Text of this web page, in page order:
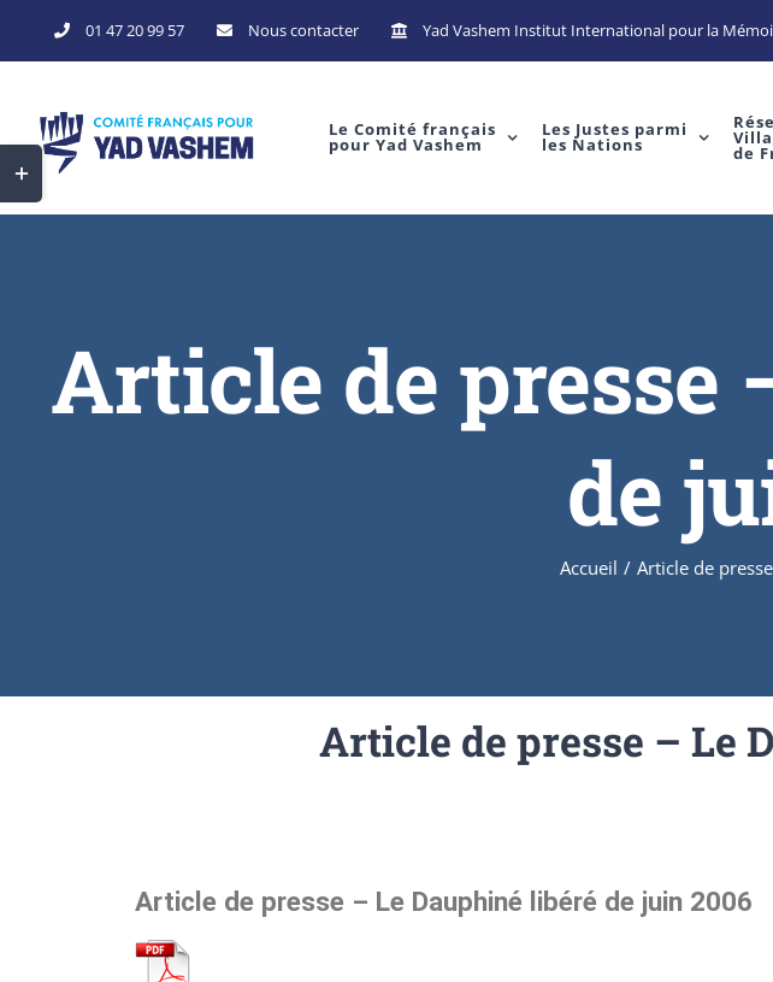
01 47 20 99 57 Nous contacter Yad Vashem Institut International pour la
Le Comité français
pour Yad Vashem
Les Justes parmi
les Nations de
Article de presse
de
Accueil / Article de
Article de presse – Le
Article de presse – Le Dauphiné libéré de juin 2006